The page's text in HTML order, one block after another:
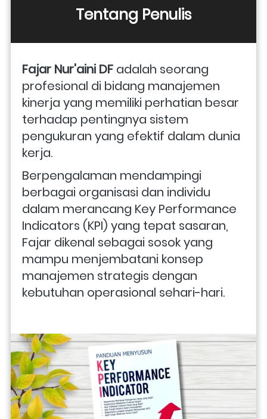
Tentang Penulis
Fajar Nur'aini DF adalah seorang
profesional di bidang manajemen
kinerja yang memiliki perhatian besar
terhadap pentingnya sistem
pengukuran yang efektif dalam dunia
kerja.
Berpengalaman mendampingi
berbagai organisasi dan individu
dalam merancang Key Performance
Indicators (KPI) yang tepat sasaran,
Fajar dikenal sebagai sosok yang
mampu menjembatani konsep
manajemen strategis dengan
kebutuhan operasional sehari-hari.